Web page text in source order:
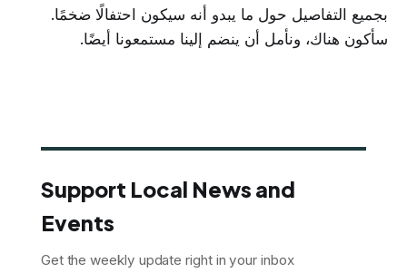
بجميع التفاصيل حول ما يبدو أنه سيكون احتفالًا ضخمًا.
سأكون هناك، ونأمل أن ينضم إلينا مستمعونا أيضًا.
Support Local News and
Events
Get the weekly update right in your inbox